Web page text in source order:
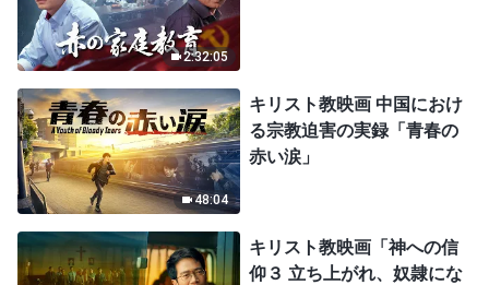
2:32:05
48:04
キリスト教映画 中国におけ
る宗教迫害の実録「青春の
赤い涙」
キリスト教映画「神への信
仰３ 立ち上がれ、奴隷にな